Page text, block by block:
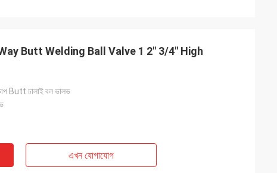
Butt ঢালাই বল ভালভ
এখন যোগাযোগ